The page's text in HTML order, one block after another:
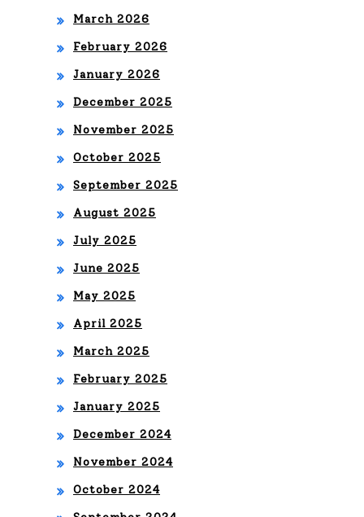
o
March 2026
February 2026
January 2026
December 2025
November 2025
October 2025
September 2025
August 2025
July 2025
June 2025
May 2025
April 2025
March 2025
February 2025
January 2025
December 2024
November 2024
October 2024